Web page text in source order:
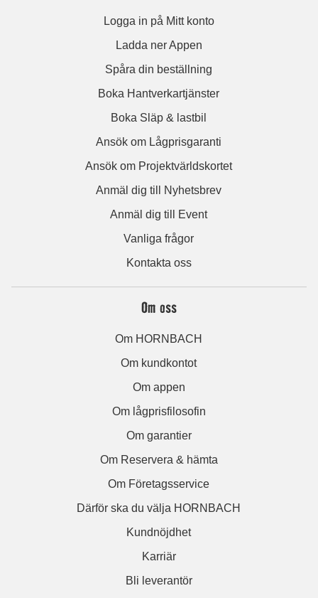
Logga in på Mitt konto
Ladda ner Appen
Spåra din beställning
Boka Hantverkartjänster
Boka Släp & lastbil
Ansök om Lågprisgaranti
Ansök om Projektvärldskortet
Anmäl dig till Nyhetsbrev
Anmäl dig till Event
Vanliga frågor
Kontakta oss
Om oss
Om HORNBACH
Om kundkontot
Om appen
Om lågprisfilosofin
Om garantier
Om Reservera & hämta
Om Företagsservice
Därför ska du välja HORNBACH
Kundnöjdhet
Karriär
Bli leverantör